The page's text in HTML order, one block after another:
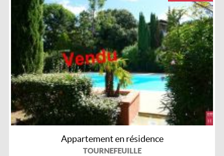
Appartement en résidence
TOURNEFEUILLE